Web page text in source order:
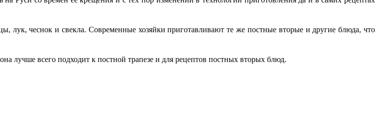
лук, чеснок и свекла. Современные хозяйки приготавливают те же постные вторые и другие блюда, что
лучше всего подходит к постной трапезе и для рецептов постных вторых блюд.